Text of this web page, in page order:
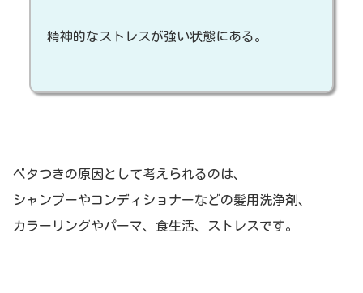
精神的なストレスが強い状態にある。
ベタつきの原因として考えられるのは、
シャンプーやコンディショナーなどの髪用洗浄剤、
カラーリングやパーマ、食生活、ストレスです。